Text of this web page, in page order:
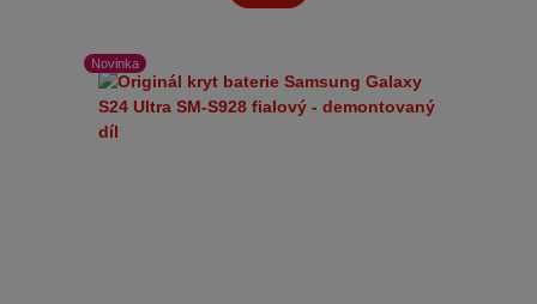
Novinka